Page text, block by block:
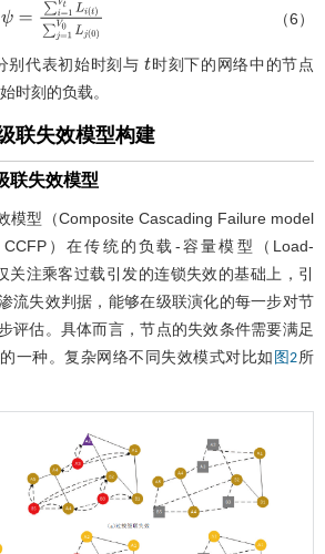
ψ=∑ =1VtLi(t)∑ （6）
别代表初始时刻与 t 时刻下的网络中的节点
时刻的负载。
联失效模型构建
联失效模型
模型（Composite Cascading Failure model
CCFP）在传统的负载-容量模型（Load-
关注乘客过载引发的连锁失效的基础上，引
流失效判据，能够在级联演化的每一步对节
评估。具体而言，节点的失效条件需要满足
一种。复杂网络不同失效模式对比如 图2所